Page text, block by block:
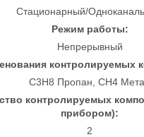
Стационарный/
Режим работы:
Непрерывный
контролируемых
C3H8 Пропан, CH4
контролируемых
прибором):
2